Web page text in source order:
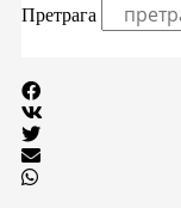
Претрага